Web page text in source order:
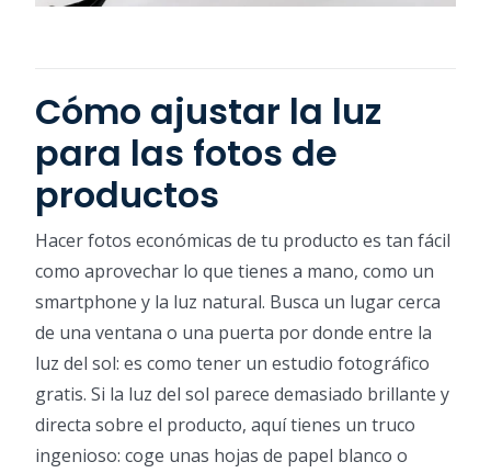
Cómo ajustar la luz
para las fotos de
productos
Hacer fotos económicas de tu producto es tan fácil
como aprovechar lo que tienes a mano, como un
smartphone y la luz natural. Busca un lugar cerca
de una ventana o una puerta por donde entre la
luz del sol: es como tener un estudio fotográfico
gratis. Si la luz del sol parece demasiado brillante y
directa sobre el producto, aquí tienes un truco
ingenioso: coge unas hojas de papel blanco o